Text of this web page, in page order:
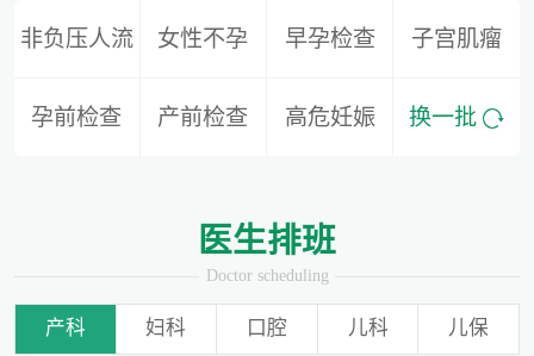
非负压人流 女性不孕 早孕检查 子宫肌瘤
孕前检查 产前检查 高危妊娠 换一批
医生排班
Doctor scheduling
产科 妇科 口腔 儿科 儿保